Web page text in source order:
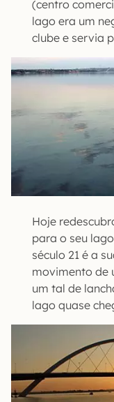
(centro
lago era um
clube e servia
Hoje
para o seu
século 21 é a
movimento de
um tal de
lago quase